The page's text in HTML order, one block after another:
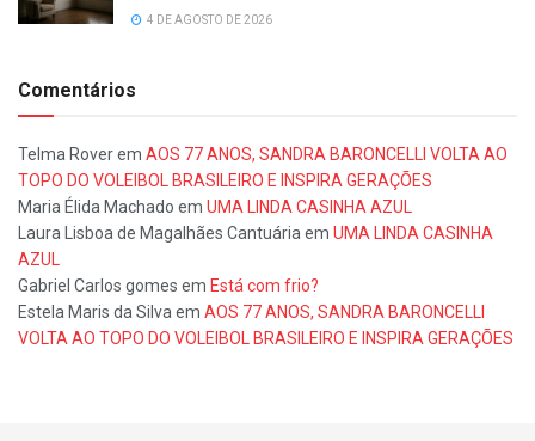
4 DE AGOSTO DE 2026
Comentários
Telma Roverem AOS 77 ANOS, SANDRA BARONCELLI VOLTA AO
TOPO DO VOLEIBOL BRASILEIRO E INSPIRA GERAÇÕES
Maria Élida Machado em UMA LINDA CASINHA AZUL
Laura Lisboa de Magalhães Cantuária em UMA LINDA CASINHA
AZUL
Gabriel Carlos gomes em Está com frio?
Estela Maris da Silva em AOS 77 ANOS, SANDRA BARONCELLI
VOLTA AO TOPO DO VOLEIBOL BRASILEIRO E INSPIRA GERAÇÕES